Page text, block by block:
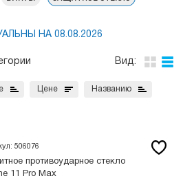
НА 08.08.2026
Вид:
Цене Названию
506076
противоударное стекло
11 Pro Max